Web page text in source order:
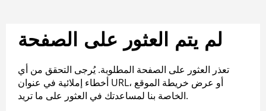
لم يتم العثور على الصفحة
تعذر العثور على الصفحة المطلوبة. يُرجى التحقق من أي
أخطاء إملائية في عنوان URL، أو عرض خريطة الموقع
الخاصة بنا لمساعدتك في العثور على ما تريد.